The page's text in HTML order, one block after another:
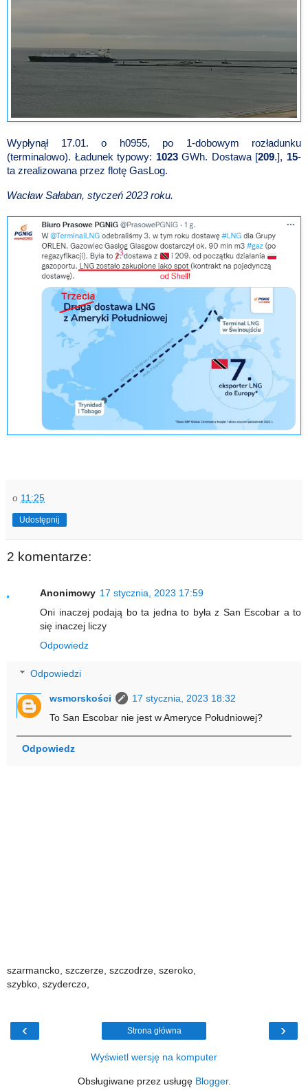
Wypłynął 17.01. o h0955, po 1-dobowym rozładunku
(terminalowo). Ładunek typowy: 1023GWh. Dostawa [209.], 15-
ta zrealizowana przez flotę GasLog.
Wacław Sałaban, styczeń 2023 roku.
o 11:25
Udostępnij
2 komentarze:
Anonimowy 17 stycznia, 2023 17:59
Oni inaczej podają bo ta jedna to była z San Escobar a to
się inaczej liczy
Odpowiedz
Odpowiedzi
wsmorskości
17 stycznia, 2023 18:32
To San Escobar nie jest w Ameryce Południowej?
Odpowiedz
szarmancko, szczerze, szczodrze, szeroko,
szybko, szyderczo,
‹ ›
Strona główna
Wyświetl wersję na komputer
Obsługiwane przez usługę Blogger.